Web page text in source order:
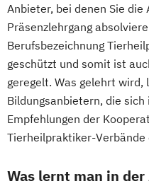
Anbieter, bei denen Sie
Präsenzlehrgang
Berufsbezeichnung
geschützt und somit ist
geregelt. Was gelehrt wird,
Bildungsanbietern, die sich
Empfehlungen der
Tierheilpraktiker-Verbände
Was lernt man in